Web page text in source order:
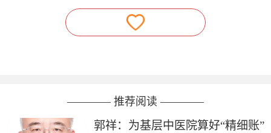
———— 推荐阅读 ————
郭祥：为基层中医院算好“精细账”